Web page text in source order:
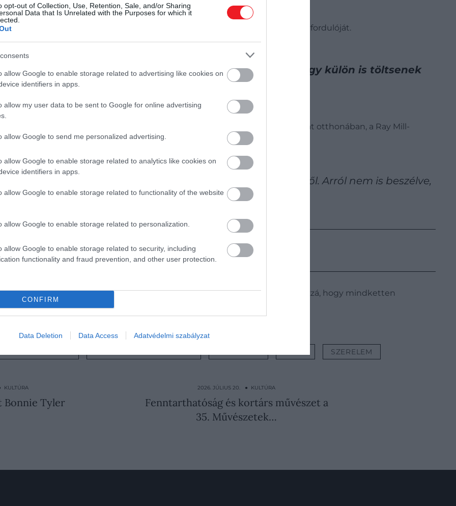
opt-out of Collection, Use, Retention, Sale, and/or Sharing
Data that Is Unrelated with the Purposes for which it
allow Google to enable storage related to advertising like cookies on
identifiers in apps.
allow my user data to be sent to Google for online advertising
allow Google to send me personalized advertising.
allow Google to enable storage related to analytics like cookies on
identifiers in apps.
allow Google to enable storage related to functionality of the website
allow Google to enable storage related to personalization.
allow Google to enable storage related to security, including
functionality and fraud prevention, and other user protection.
CONFIRM
Data Deletion Data Access Adatvédelmi szabályzat
kiállta az idő próbáját , hiszen idén ünneplik a házasságuk huszadik évfordulóját.
titka egyértelműen az, hogy tudatosan figyelnek rá, hogy külön is töltsenek
, aki azt hozzátette: Kamilla rendszeresen egyedül tartózkodik a saját otthonában, a Ray Mill-
ki tud kapcsolódni és kiléphet az uralkodói szerepéből. Arról nem is beszélve,
tölt felejthetetlen perceket az öt unokájával is.
kérdése” saját jövőjével kapcsolatban
hogy ne töltsenek túl sok időt külön,miközben ragaszkodnak hozzá, hogy mindketten
huszadik évfordulóját
SZERELEM
KULTÚRA
Bonnie Tyler
2026. JÚLIUS 20. ● KULTÚRA
Fenntarthatóság és kortárs művészet a
35. Művészetek…